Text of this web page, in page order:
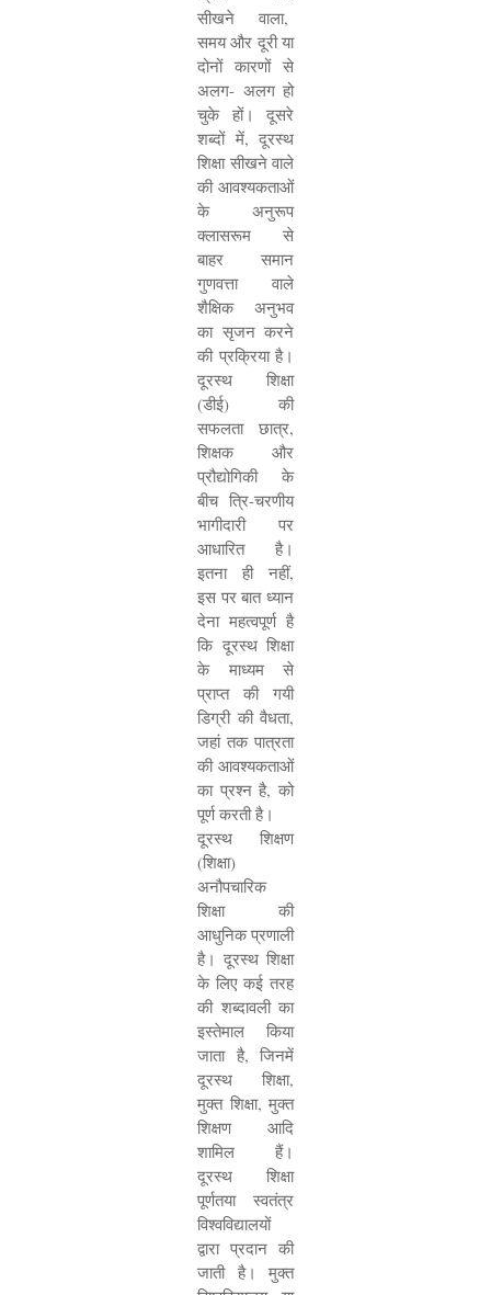
सीखने वाला,
समय और दूरी या
दोनों कारणों से
अलग- अलग हो
चुके हों। दूसरे
शब्दों में, दूरस्थ
शिक्षा सीखने वाले
की आवश्यकताओं
के अनुरूप
क्लासरूम से
बाहर समान
गुणवत्ता वाले
शैक्षिक अनुभव
का सृजन करने
की प्रक्रिया है।
दूरस्थ शिक्षा
(डीई) की
सफलता छात्र,
शिक्षक और
प्रौद्योगिकी के
बीच त्रि-चरणीय
भागीदारी पर
आधारित है।
इतना ही नहीं,
इस पर बात ध्यान
देना महत्वपूर्ण है
कि दूरस्थ शिक्षा
के माध्यम से
प्राप्त की गयी
डिग्री की वैधता,
जहां तक पात्रता
की आवश्यकताओं
का प्रश्न है,को
पूर्ण करती है।
दूरस्थ शिक्षण
(शिक्षा)
अनौपचारिक
शिक्षा की
आधुनिक प्रणाली
है। दूरस्थ शिक्षा
के लिए कई तरह
की शब्दावली का
इस्तेमाल किया
जाता है, जिनमें
दूरस्थ शिक्षा,
मुक्त शिक्षा, मुक्त
शिक्षण आदि
शामिल हैं।
दूरस्थ शिक्षा
पूर्णतया स्वतंत्र
विश्वविद्यालयों
द्वारा प्रदान की
जाती है। मुक्त